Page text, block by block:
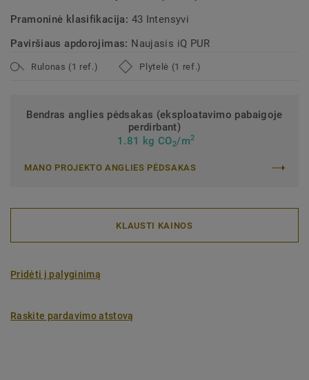
Pramoninė klasifikacija: 43 Intensyvi
Paviršiaus apdorojimas: Naujasis iQ PUR
Rulonas (1 ref.) Plytelė (1 ref.)
Bendras anglies pėdsakas (eksploatavimo pabaigoje
perdirbant)
1.81 kg CO2/m2
MANO PROJEKTO ANGLIES PĖDSAKAS
KLAUSTI KAINOS
Pridėti į palyginimą
Raskite pardavimo atstovą